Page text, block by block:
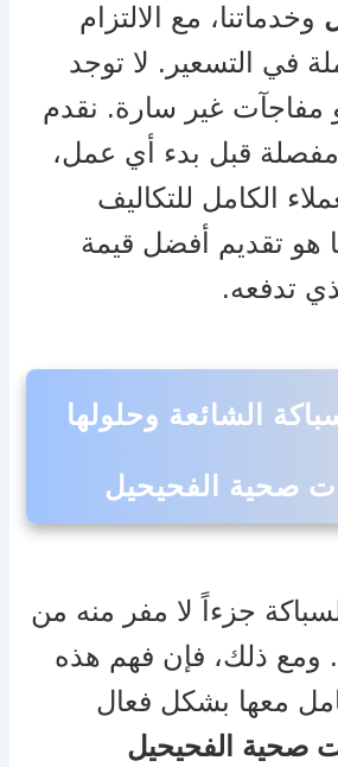
وخدماتنا، مع الالتزام
في التسعير. لا توجد
مفاجآت غير سارة. نقدم
قبل بدء أي عمل،
الكامل للتكاليف
هو تقديم أفضل قيمة
تدفعه.
الشائعة وحلولها
صحية الفحيحيل
جزءاً لا مفر منه من
ومع ذلك، فإن فهم هذه
معها بشكل فعال
صحية الفحيحيل